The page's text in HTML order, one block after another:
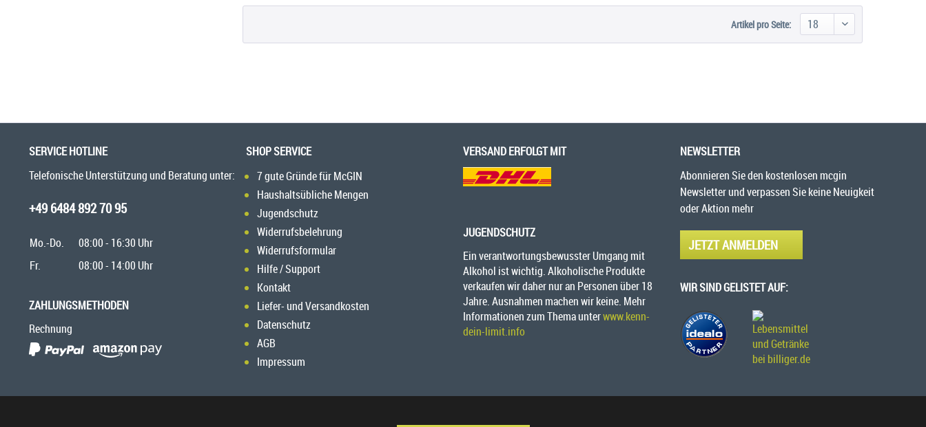
Artikel pro Seite:
SERVICE HOTLINE
Telefonische Unterstützung und Beratung unter:
+49 6484 892 70 95
Mo.-Do.
08:00 - 16:30 Uhr
Fr.
08:00 - 14:00 Uhr
ZAHLUNGSMETHODEN
Rechnung
SHOP SERVICE
7 gute Gründe für McGIN
Haushaltsübliche Mengen
Jugendschutz
Widerrufsbelehrung
Widerrufsformular
Hilfe / Support
Kontakt
Liefer- und Versandkosten
Datenschutz
AGB
Impressum
VERSAND ERFOLGT MIT
JUGENDSCHUTZ
Ein verantwortungsbewusster Umgang mit
Alkohol ist wichtig. Alkoholische Produkte
verkaufen wir daher nur an Personen über 18
Jahre. Ausnahmen machen wir keine. Mehr
Informationen zum Thema unterwww.kenn-
dein-limit.info
NEWSLETTER
Abonnieren Sie den kostenlosen mcgin
Newsletter und verpassen Sie keine Neuigkeit
oder Aktion mehr
JETZT ANMELDEN
WIR SIND GELISTET AUF: